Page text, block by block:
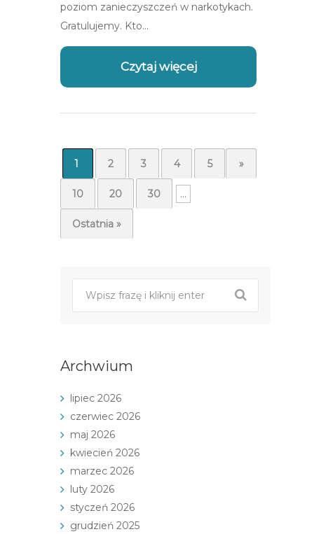
poziom zanieczyszczeń w narkotykach.
Gratulujemy. Kto…
Czytaj więcej
1 2 3 4 5
10 20 30 ...
»
Ostatnia »
Archwium
lipiec 2026
czerwiec 2026
maj 2026
kwiecień 2026
marzec 2026
luty 2026
styczeń 2026
grudzień 2025